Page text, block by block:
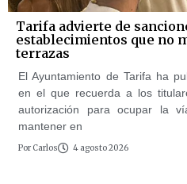
Tarifa advierte de
establecimientos que no
terrazas
El Ayuntamiento de Tarifa ha
en el que recuerda a los
autorización para ocupar la
mantener en
Por Carlos 4 agosto 2026